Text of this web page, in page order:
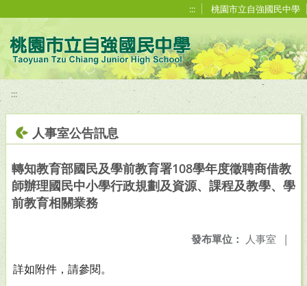
::: 桃園市立自強國民中學
:::
人事室公告訊息
轉知教育部國民及學前教育署108學年度徵聘商借教
師辦理國民中小學行政規劃及資源、課程及教學、學
前教育相關業務
發布單位： 人事室 |
詳如附件，請參閱。